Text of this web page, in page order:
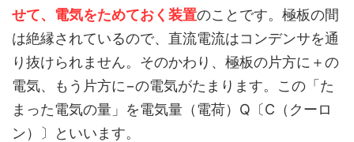
せて、電気をためておく装置のことです。極板の間
は絶縁されているので、直流電流はコンデンサを通
り抜けられません。そのかわり、極板の片方に＋の
電気、もう片方に−の電気がたまります。この「た
まった電気の量」を電気量（電荷）Q〔C（クーロ
ン）〕といいます。